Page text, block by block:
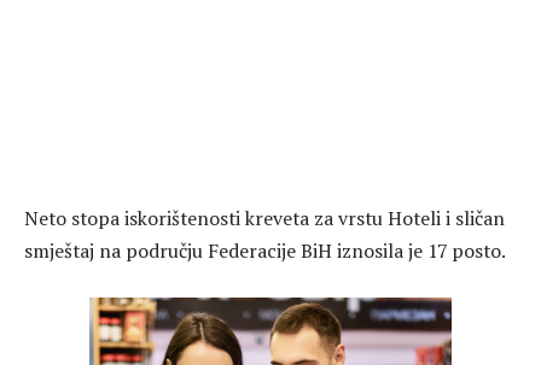
Neto stopa iskorištenosti kreveta za vrstu Hoteli i sličan
smještaj na području Federacije BiH iznosila je 17 posto.